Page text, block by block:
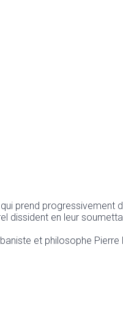
prend progressivement
dissident en leur
et philosophe Pierre